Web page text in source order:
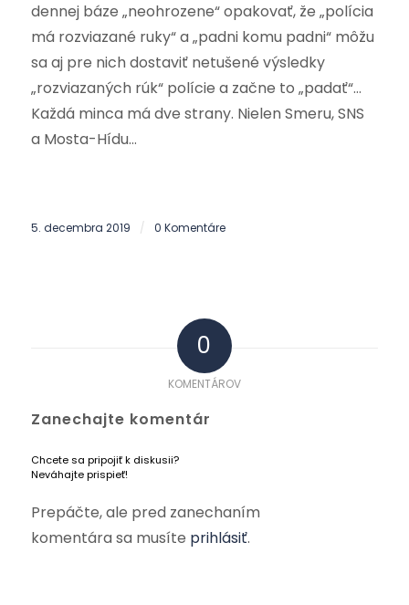
dennej báze „neohrozene“ opakovať, že „polícia
má rozviazané ruky“ a „padni komu padni“ môžu
sa aj pre nich dostaviť netušené výsledky
„rozviazaných rúk“ polície a začne to „padať“…
Každá minca má dve strany. Nielen Smeru, SNS
a Mosta-Hídu…
5. decembra 2019 / 0 Komentáre
0
KOMENTÁROV
Zanechajte komentár
Chcete sa pripojiť k diskusii?
Neváhajte prispieť!
Prepáčte, ale pred zanechaním
komentára sa musíte prihlásiť.